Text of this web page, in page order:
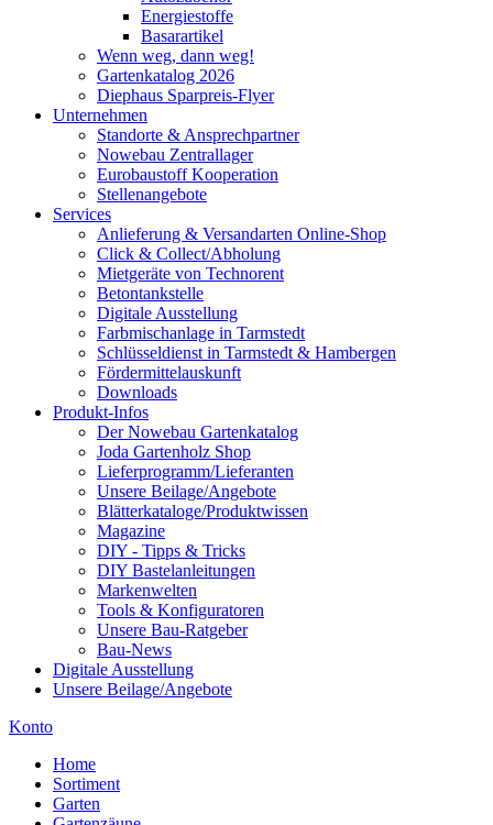
Energiestoffe
Basarartikel
Wenn weg, dann weg!
Gartenkatalog 2026
Diephaus Sparpreis-Flyer
Unternehmen
Standorte & Ansprechpartner
Nowebau Zentrallager
Eurobaustoff Kooperation
Stellenangebote
Services
Anlieferung & Versandarten Online-Shop
Click & Collect/Abholung
Mietgeräte von Technorent
Betontankstelle
Digitale Ausstellung
Farbmischanlage in Tarmstedt
Schlüsseldienst in Tarmstedt & Hambergen
Fördermittelauskunft
Downloads
Produkt-Infos
Der Nowebau Gartenkatalog
Joda Gartenholz Shop
Lieferprogramm/Lieferanten
Unsere Beilage/Angebote
Blätterkataloge/Produktwissen
Magazine
DIY - Tipps & Tricks
DIY Bastelanleitungen
Markenwelten
Tools & Konfiguratoren
Unsere Bau-Ratgeber
Bau-News
Digitale Ausstellung
Unsere Beilage/Angebote
Konto
Home
Sortiment
Garten